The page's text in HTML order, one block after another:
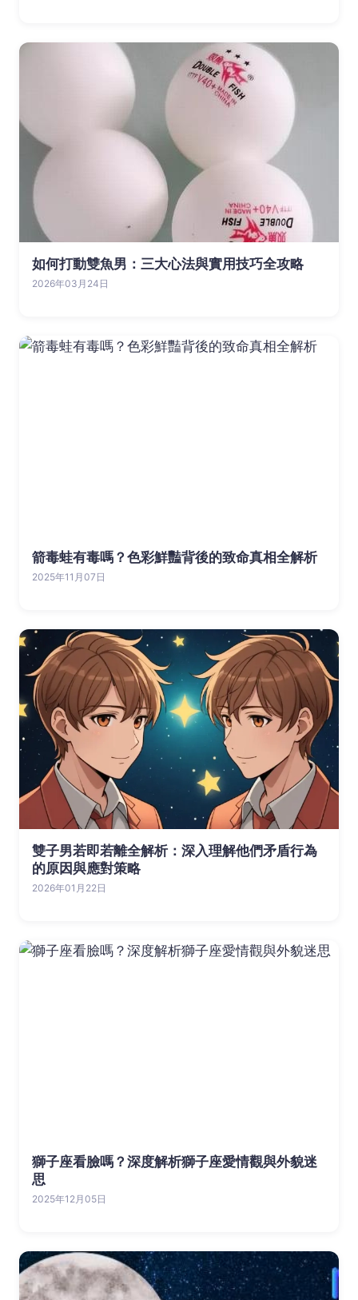
如何打動雙魚男：三大心法與實用技巧全攻略
2026年03月24日
箭毒蛙有毒嗎？色彩鮮豔背後的致命真相全解析
2025年11月07日
雙子男若即若離全解析：深入理解他們矛盾行為
的原因與應對策略
2026年01月22日
獅子座看臉嗎？深度解析獅子座愛情觀與外貌迷
思
2025年12月05日